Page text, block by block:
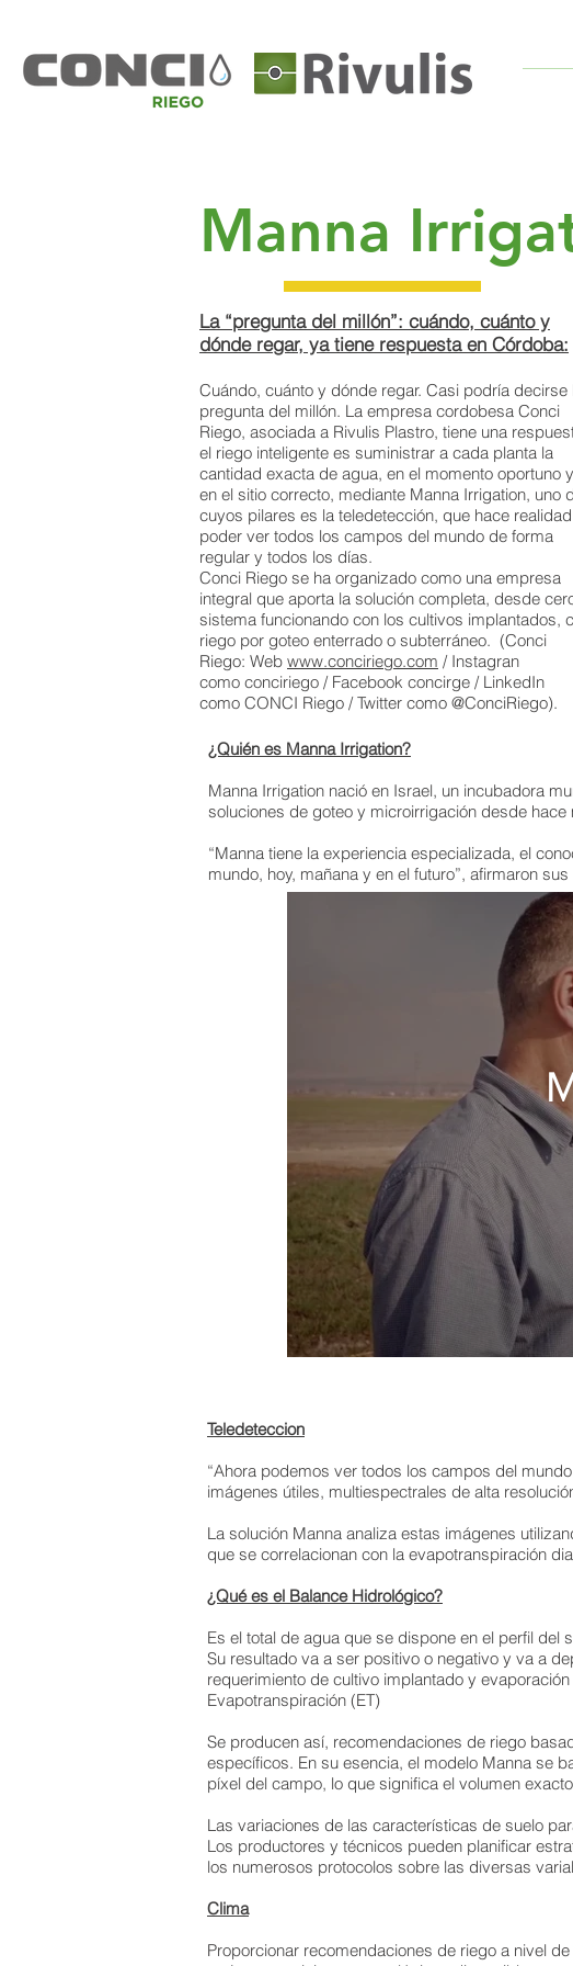
Manna
La “pregunta del millón”: cuándo, cuánto y
dónde regar, ya tiene respuesta en Córdoba:
Cuándo, cuánto y dónde regar. Casi podría decirse
pregunta del millón. La empresa cordobesa Conci
Riego, asociada a Rivulis Plastro, tiene una
el riego inteligente es suministrar a cada planta la
cantidad exacta de agua, en el momento oportuno y
en el sitio correcto, mediante Manna Irrigation, uno
cuyos pilares es la teledetección, que hace realidad
poder ver todos los campos del mundo de forma
regular y todos los días.
Conci Riego se ha organizado como una empresa
integral que aporta la solución completa, desde
sistema funcionando con los cultivos implantados,
riego por goteo enterrado o subterráneo. (Conci
Riego: Web www.conciriego.com / Instagran
como conciriego / Facebook concirge / LinkedIn
como CONCI Riego / Twitter como @ConciRiego).
¿Quién es Manna Irrigation?
Manna Irrigation nació en Israel, un incubadora
soluciones de goteo y microirrigación desde hace
“Manna tiene la experiencia especializada, el
mundo, hoy, mañana y en el futuro”, afirmaron
Teledeteccion
“Ahora podemos ver todos los campos del
imágenes útiles, multiespectrales de alta
La solución Manna analiza estas imágenes
que se correlacionan con la evapotranspiración
¿Qué es el Balance Hidrológico?
Es el total de agua que se dispone en el perfil del
Su resultado va a ser positivo o negativo y va a
requerimiento de cultivo implantado y
Evapotranspiración (ET)
Se producen así, recomendaciones de riego
específicos. En su esencia, el modelo Manna se
píxel del campo, lo que significa el volumen
Las variaciones de las características de suelo
Los productores y técnicos pueden planificar
los numerosos protocolos sobre las diversas
Clima
Proporcionar recomendaciones de riego a nivel